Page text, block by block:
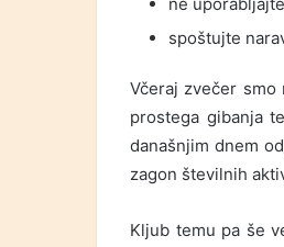
spoštujte
Včeraj zvečer smo
prostega gibanja
današnjim dnem
zagon številnih
Kljub temu pa še